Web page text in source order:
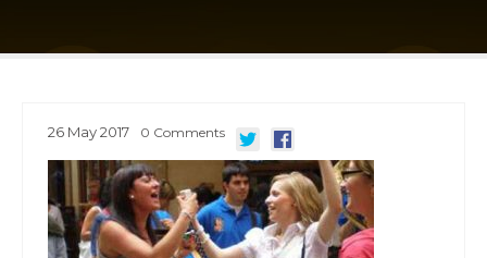
26 May2017 0 Comments